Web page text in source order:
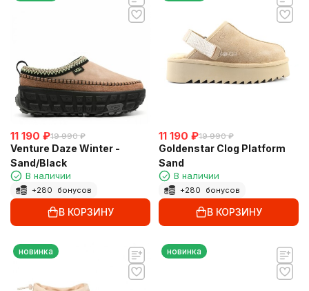
11 190 ₽19 990 ₽
Venture Daze Winter -
Sand/Black
В наличии
+280 бонусов
В КОРЗИНУ
11 190 ₽19 990 ₽
Goldenstar Clog Platform
Sand
В наличии
+280 бонусов
В КОРЗИНУ
новинка новинка